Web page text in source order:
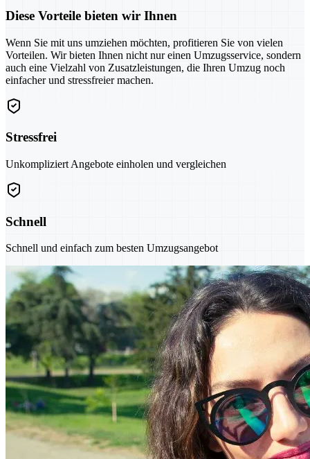
Diese Vorteile bieten wir Ihnen
Wenn Sie mit uns umziehen möchten, profitieren Sie von vielen
Vorteilen. Wir bieten Ihnen nicht nur einen Umzugsservice, sondern
auch eine Vielzahl von Zusatzleistungen, die Ihren Umzug noch
einfacher und stressfreier machen.
Stressfrei
Unkompliziert Angebote einholen und vergleichen
Schnell
Schnell und einfach zum besten Umzugsangebot